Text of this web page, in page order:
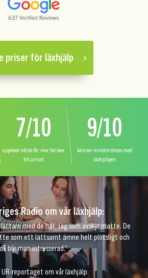
priser för läxhjälp
7/10
upplever att de får mer tid över
till annat
9/10
känner mindre stress med
läxhjälpen
Radio om vår läxhjälp:
med de här. Jag som avskyr matte. De
som ett lättsamt ämne helt plötsligt och
då blir man intresserad.”
UR-reportaget om vår läxhjälp